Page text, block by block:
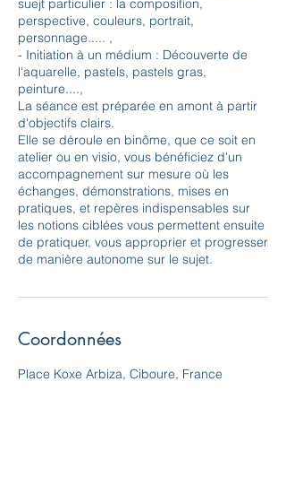
suejt particulier : la composition,
perspective, couleurs, portrait,
personnage..... ,
- Initiation à un médium : Découverte de
l'aquarelle, pastels, pastels gras,
peinture....,
La séance est préparée en amont à partir
d'objectifs clairs.
Elle se déroule en binôme, que ce soit en
atelier ou en visio, vous bénéficiez d'un
accompagnement sur mesure où les
échanges, démonstrations, mises en
pratiques, et repères indispensables sur
les notions ciblées vous permettent ensuite
de pratiquer, vous approprier et progresser
de manière autonome sur le sujet.
Coordonnées
Place Koxe Arbiza, Ciboure, France